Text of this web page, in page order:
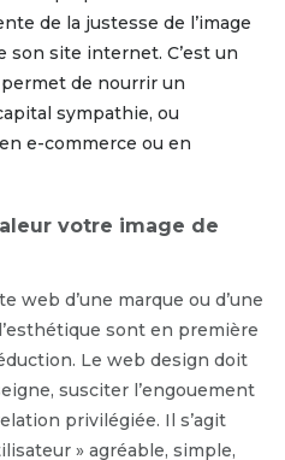
de la justesse de l’image
son site internet. C’est un
de nourrir un
sympathie, ou
e-commerce ou en
votre image de
web d’une marque ou d’une
sont en première
Le web design doit
susciter l’engouement
privilégiée. Il s’agit
» agréable, simple,